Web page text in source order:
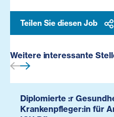
Teilen Sie diesen Job
Weitere interessante
Diplomierte :r
Krankenpfleger:in für